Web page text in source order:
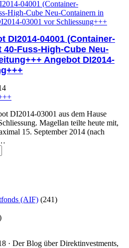
DI2014-04001 (Container-
Fuss-High-Cube Neu-
Angebot DI2014-
DI2014-03001 aus dem Hause
Magellan teilte heute mit,
15. September 2014 (nach
(AIF) (241)
· Der Blog über Direktinvestments,